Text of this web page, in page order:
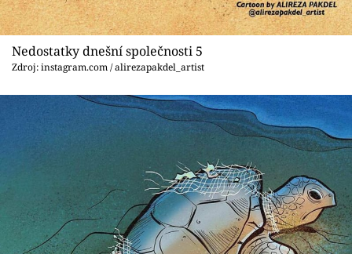
Nedostatky dnešní společnosti 5
Zdroj: instagram.com / alirezapakdel_artist